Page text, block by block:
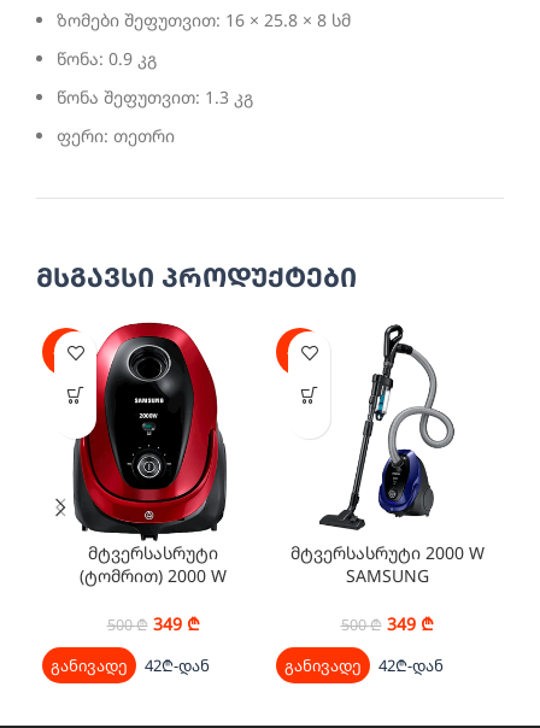
ზომები შეფუთვით: 16 × 25.8 × 8 სმ
წონა: 0.9 კგ
წონა შეფუთვით: 1.3 კგ
ფერი: თეთრი
მსგავსი პროდუქტები
-30%
მტვერსასრუტი
(ტომრით) 2000 W
VC20M257AWR/EV
500₾ 349 ₾
განივადე 42₾-დან
-30%
მტვერსასრუტი 2000 W
SAMSUNG
500₾ 349 ₾
განივადე 42₾-დან